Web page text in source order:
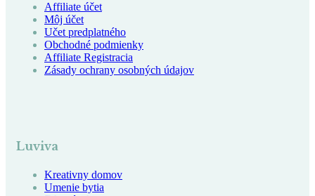
Affiliate účet
Môj účet
Učet predplatného
Obchodné podmienky
Affiliate Registracia
Zásady ochrany osobných údajov
Luviva
Kreativny domov
Umenie bytia